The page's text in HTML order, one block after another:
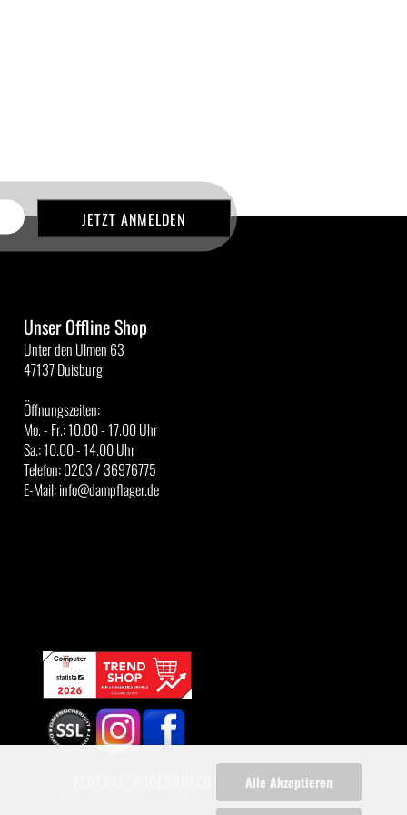
Alle Akzeptieren
Unser Offline Shop
Unter den Ulmen 63
47137 Duisburg
Öffnungszeiten:
Mo. - Fr.: 10.00 - 17.00 Uhr
Sa.: 10.00 - 14.00 Uhr
Telefon: 0203 / 36976775
E-Mail: info@dampflager.de